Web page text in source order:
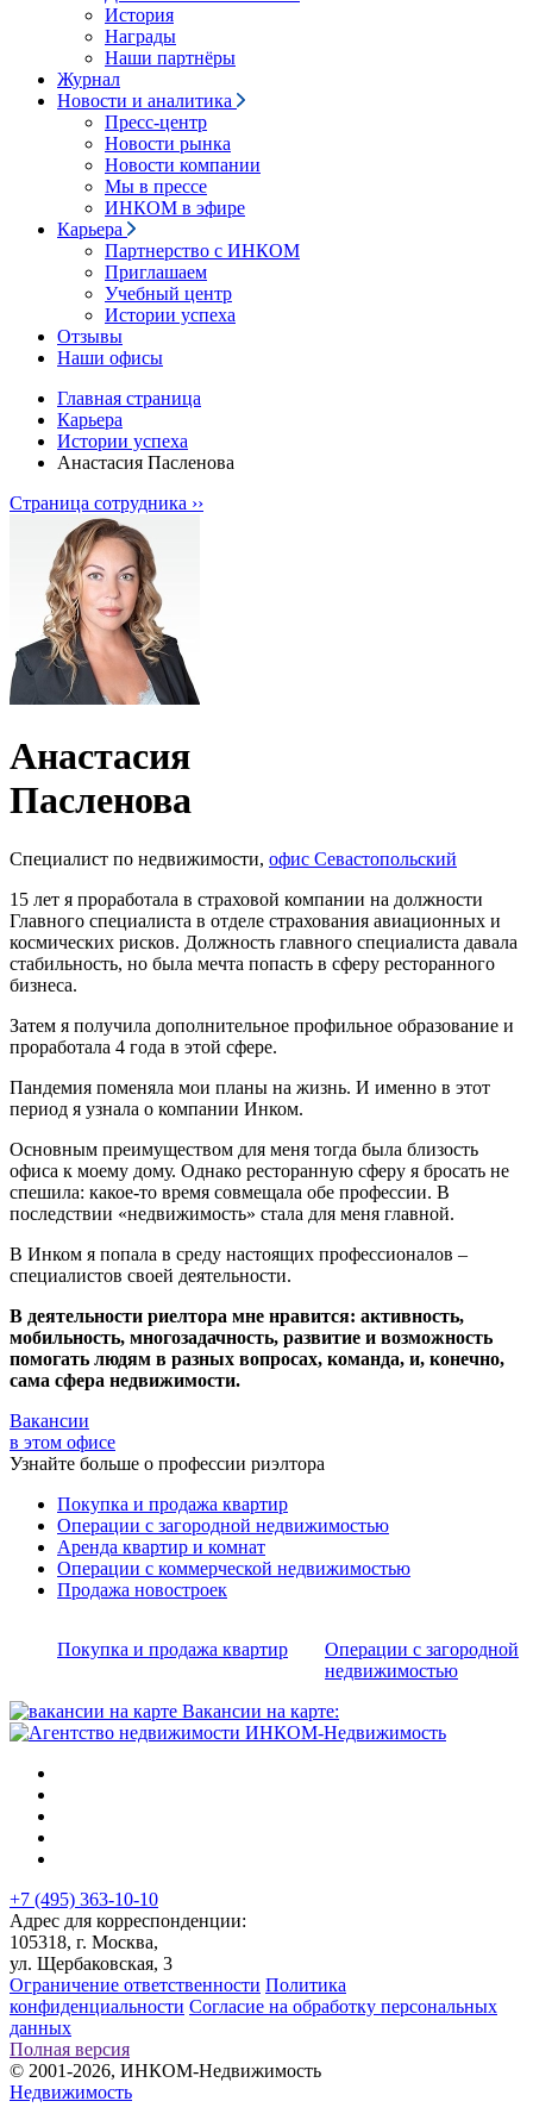
История
Награды
Наши партнёры
Журнал
Новости и аналитика
Пресс-центр
Новости рынка
Новости компании
Мы в прессе
ИНКОМ в эфире
Карьера
Партнерство с ИНКОМ
Приглашаем
Учебный центр
Истории успеха
Отзывы
Наши офисы
Главная страница
Карьера
Истории успеха
Анастасия Пасленова
Страница сотрудника ››
Анастасия
Пасленова
Специалист по недвижимости, офис Севастопольский
15 лет я проработала в страховой компании на должности
Главного специалиста в отделе страхования авиационных и
космических рисков. Должность главного специалиста давала
стабильность, но была мечта попасть в сферу ресторанного
бизнеса.
Затем я получила дополнительное профильное образование и
проработала 4 года в этой сфере.
Пандемия поменяла мои планы на жизнь. И именно в этот
период я узнала о компании Инком.
Основным преимуществом для меня тогда была близость
офиса к моему дому. Однако ресторанную сферу я бросать не
спешила: какое-то время совмещала обе профессии. В
последствии «недвижимость» стала для меня главной.
В Инком я попала в среду настоящих профессионалов –
специалистов своей деятельности.
В деятельности риелтора мне нравится: активность,
мобильность, многозадачность, развитие и возможность
помогать людям в разных вопросах, команда, и, конечно,
сама сфера недвижимости.
Вакансии
в этом офисе
Узнайте больше о профессии риэлтора
Покупка и продажа квартир
Операции с загородной недвижимостью
Аренда квартир и комнат
Операции с коммерческой недвижимостью
Продажа новостроек
Покупка и продажа квартир
Операции с загородной
недвижимостью
Вакансии на карте:
+7 (495) 363-10-10
Адрес для корреспонденции:
105318, г. Москва,
ул. Щербаковская, 3
Ограничение ответственности Политика
конфиденциальности Согласие на обработку персональных
данных
Полная версия
© 2001-2026, ИНКОМ-Недвижимость
Недвижимость